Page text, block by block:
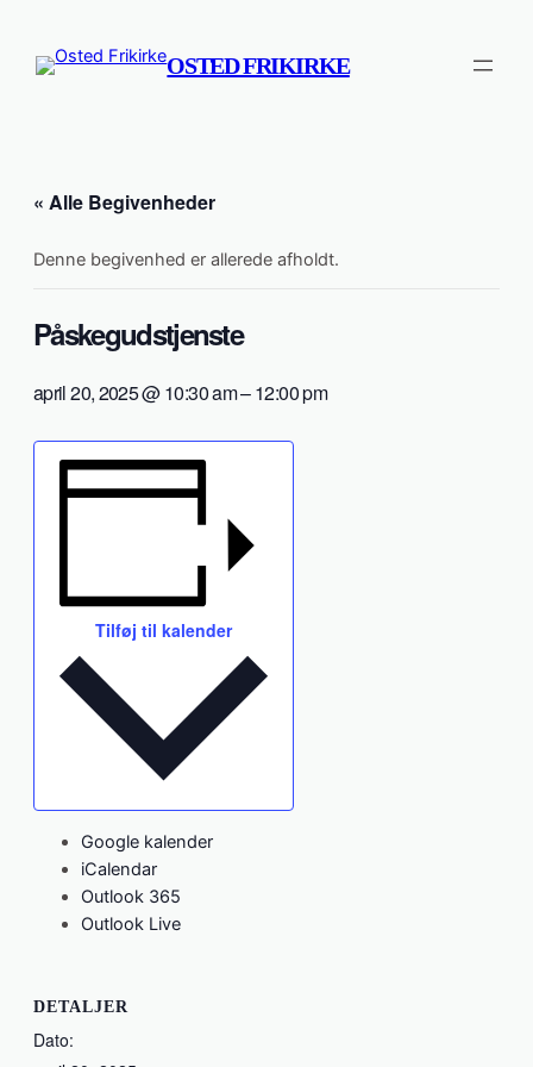
OSTED FRIKIRKE
« Alle Begivenheder
Denne begivenhed er allerede afholdt.
Påskegudstjenste
april 20, 2025 @ 10:30 am–12:00 pm
Tilføj til kalender
Google kalender
iCalendar
Outlook 365
Outlook Live
DETALJER
Dato: